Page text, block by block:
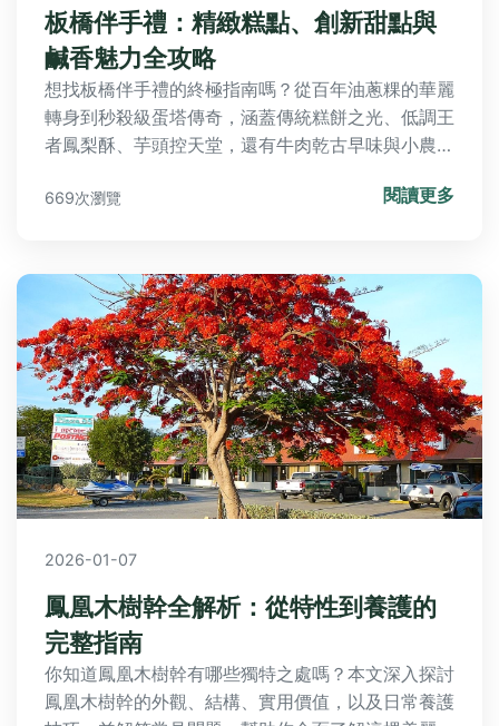
板橋伴手禮：精緻糕點、創新甜點與
鹹香魅力全攻略
想找板橋伴手禮的終極指南嗎？從百年油蔥粿的華麗
轉身到秒殺級蛋塔傳奇，涵蓋傳統糕餅之光、低調王
者鳳梨酥、芋頭控天堂，還有牛肉乾古早味與小農鮮
旅人評價與挑選心法，讓您輕鬆買到在地人推薦的美
669次瀏覽 閱讀更多
2026-01-07
鳳凰木樹幹全解析：從特性到養護的
完整指南
你知道鳳凰木樹幹有哪些獨特之處嗎？本文深入探討
鳳凰木樹幹的外觀、結構、實用價值，以及日常養護